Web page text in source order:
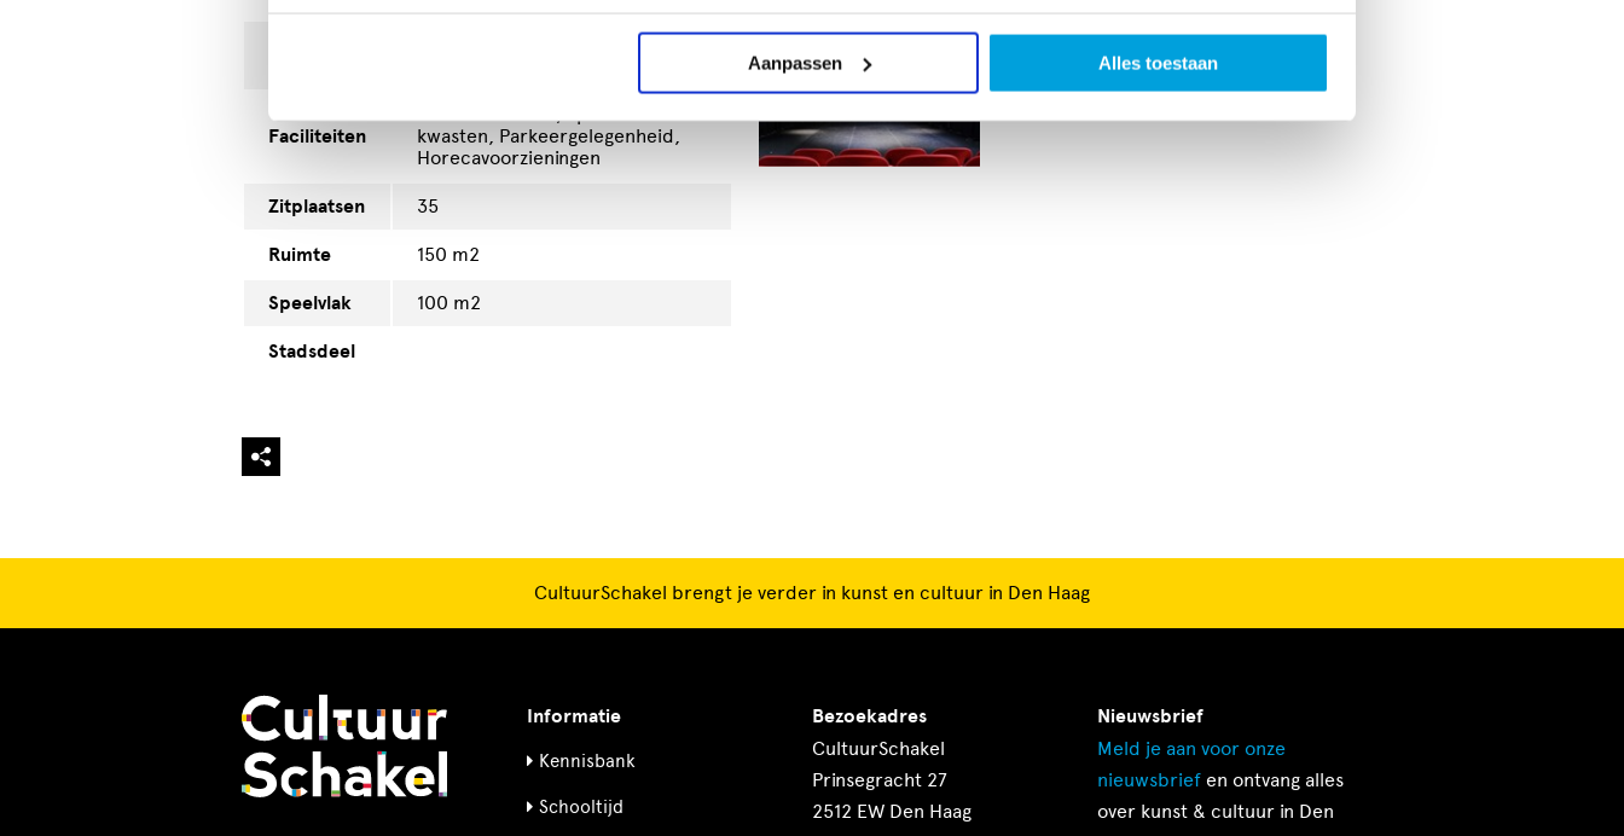
Aanpassen Alles toestaan
Faciliteiten
kwasten, Parkeergelegenheid,
Horecavoorzieningen
Zitplaatsen 35
Ruimte 150 m2
Speelvlak 100 m2
Stadsdeel
CultuurSchakel brengt je verder in kunst en cultuur in Den Haag
Informatie
Kennisbank
Schooltijd
Bezoekadres
CultuurSchakel
Prinsegracht 27
2512 EW Den Haag
Nieuwsbrief
Meld je aan voor onze
nieuwsbrief en ontvang alles
over kunst & cultuur in Den